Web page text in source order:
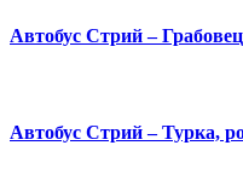
Автобус Стрий –
Автобус Стрий – Турка,